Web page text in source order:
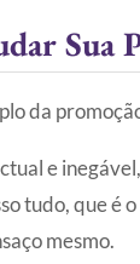
Sua
da
e
tudo, que é
mesmo.